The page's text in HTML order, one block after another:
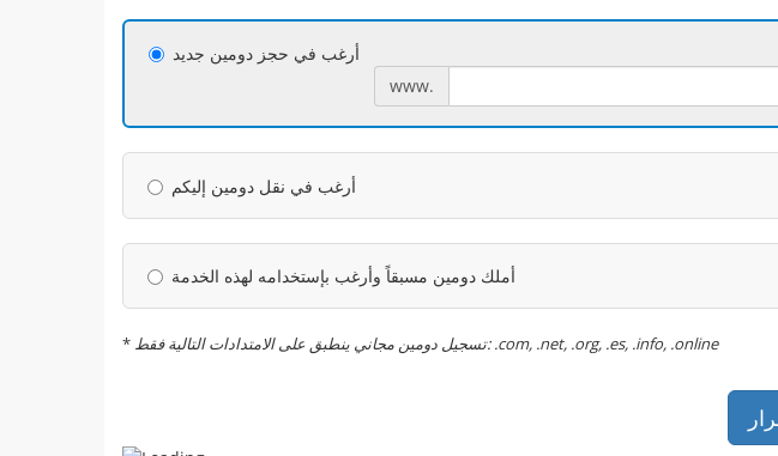
أرغب في حجز دومين جديد
www.
أرغب في نقل دومين إليكم
أملك دومين مسبقاً وأرغب بإستخدامه لهذه الخدمة
* تسجيل دومين مجاني ينطبق على الامتدادات التالية فقط: .com, .net, .org, .es, .info, .online